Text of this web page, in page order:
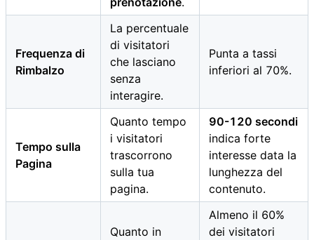
Frequenza di
Rimbalzo
La percentuale
di visitatori
che lasciano
senza
interagire.
Punta a tassi
inferiori al 70%.
Tempo sulla
Pagina
Quanto tempo
i visitatori
trascorrono
sulla tua
pagina.
90-120 secondi
indica forte
interesse data la
lunghezza del
contenuto.
Quanto in
Almeno il 60%
dei visitatori